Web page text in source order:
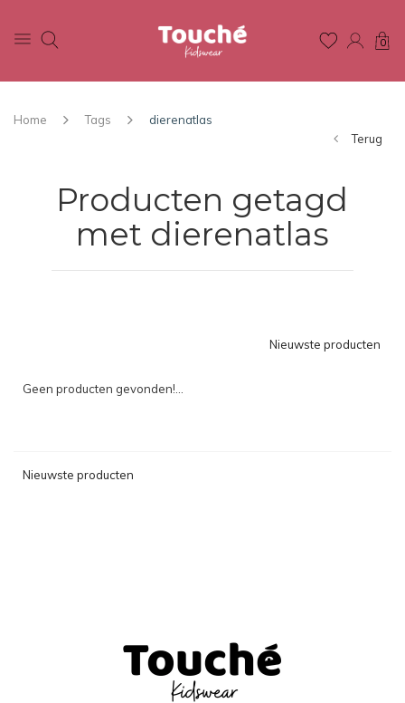
0
Home Tags
dierenatlas
Terug
Producten getagd
met dierenatlas
Nieuwste producten
Geen producten gevonden!...
Nieuwste producten